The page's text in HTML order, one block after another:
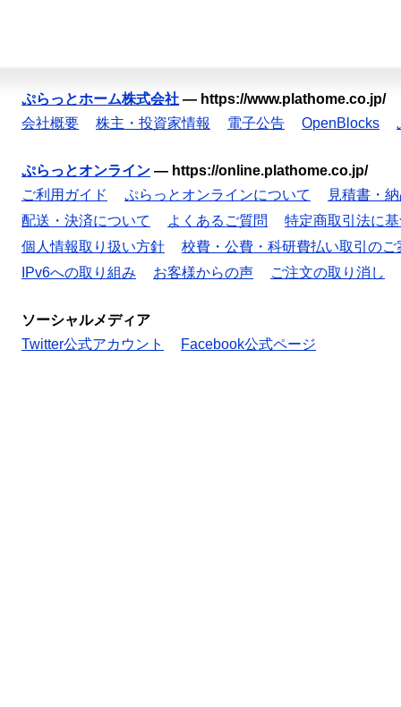
ぷらっとホーム株式会社 — https://www.plathome.co.jp/
会社概要
株主・投資家情報 電子公告 OpenBlocks
ぷらっとオンライン — https://online.plathome.co.jp/
ご利用ガイド
ぷらっとオンラインについて
見積書・
配送・決済について
よくあるご質問
特定商取引法に
個人情報取り扱い方針
校費・公費・科研費払い取引のご
IPv6への取り組み
お客様からの声 ご注文の取り消し
ソーシャルメディア
Twitter公式アカウント
Facebook公式ページ